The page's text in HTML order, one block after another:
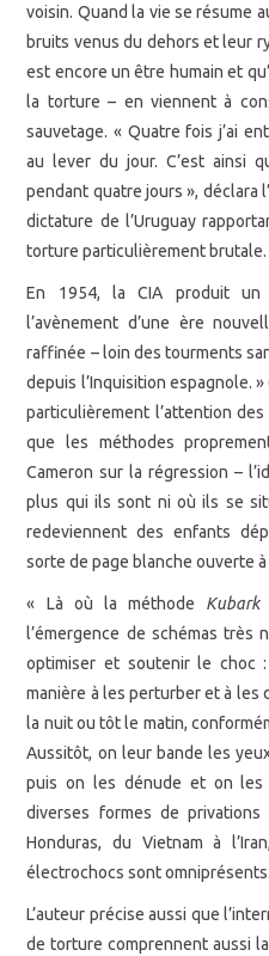
voisin. Quand la vie se résume
bruits venus du dehors et leur
est encore un être humain et
la torture – en viennent à
sauvetage. « Quatre fois j’ai
au lever du jour. C’est ainsi
pendant quatre jours », déclara
dictature de l’Uruguay
torture particulièrement brutale.
En 1954, la CIA produit un
l’avènement d’une ère
raffinée – loin des tourments
depuis l’Inquisition espagnole.
particulièrement l’attention
que les méthodes
Cameron sur la régression –
plus qui ils sont ni où ils se
redeviennent des enfants
sorte de page blanche ouverte
« Là où la méthode Kubark
l’émergence de schémas très
optimiser et soutenir le choc
manière à les perturber et à les
la nuit ou tôt le matin,
Aussitôt, on leur bande les
puis on les dénude et on
diverses formes de privations
Honduras, du Vietnam à
électrochocs sont
L’auteur précise aussi que
de torture comprennent aussi